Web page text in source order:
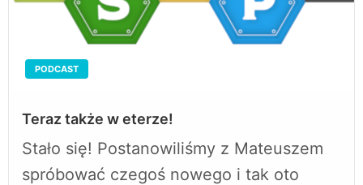
PODCAST
Teraz także w eterze!
Stało się! Postanowiliśmy z Mateuszem
spróbować czegoś nowego i tak oto